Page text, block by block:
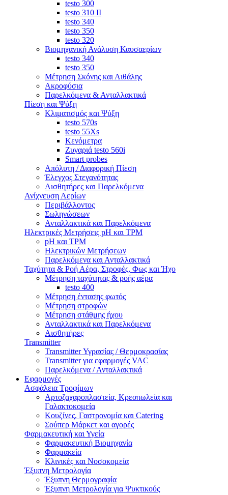
testo 300
testo 310 ΙΙ
testo 340
testo 350
testo 320
Βιομηχανική Ανάλυση Καυσαερίων
testo 340
testo 350
Μέτρηση Σκόνης και Αιθάλης
Ακροφύσια
Παρελκόμενα & Ανταλλακτικά
Πίεση και Ψύξη
Κλιματισμός και Ψύξη
testo 570s
testo 55Xs
Κενόμετρα
Ζυγαριά testo 560i
Smart probes
Απόλυτη / Διαφορική Πίεση
Έλεγχος Στεγανότητας
Αισθητήρες και Παρελκόμενα
Ανίχνευση Αερίων
Περιβάλλοντος
Σωληνώσεων
Ανταλλακτικά και Παρελκόμενα
Ηλεκτρικές Μετρήσεις pH και TPM
pH και TPM
Ηλεκτρικών Μετρήσεων
Παρελκόμενα και Ανταλλακτικά
Ταχύτητα & Ροή Αέρα, Στροφές, Φως και Ήχο
Μέτρηση ταχύτητας & ροής αέρα
testo 400
Μέτρηση έντασης φωτός
Μέτρηση στροφών
Μέτρηση στάθμης ήχου
Ανταλλακτικά και Παρελκόμενα
Αισθητήρες
Transmitter
Transmitter Υγρασίας / Θερμοκρασίας
Transmitter για εφαρμογές VAC
Παρελκόμενα / Ανταλλακτικά
Εφαρμογές
Ασφάλεια Τροφίμων
Αρτοζαχαροπλαστεία, Κρεοπωλεία και
Γαλακτοκομεία
Κουζίνες, Γαστρονομία και Catering
Σούπερ Μάρκετ και αγορές
Φαρμακευτική και Υγεία
Φαρμακευτική Βιομηχανία
Φαρμακεία
Κλινικές και Νοσοκομεία
Έξυπνη Μετρολογία
Έξυπνη Θερμογραφία
Έξυπνη Μετρολογία για Ψυκτικούς